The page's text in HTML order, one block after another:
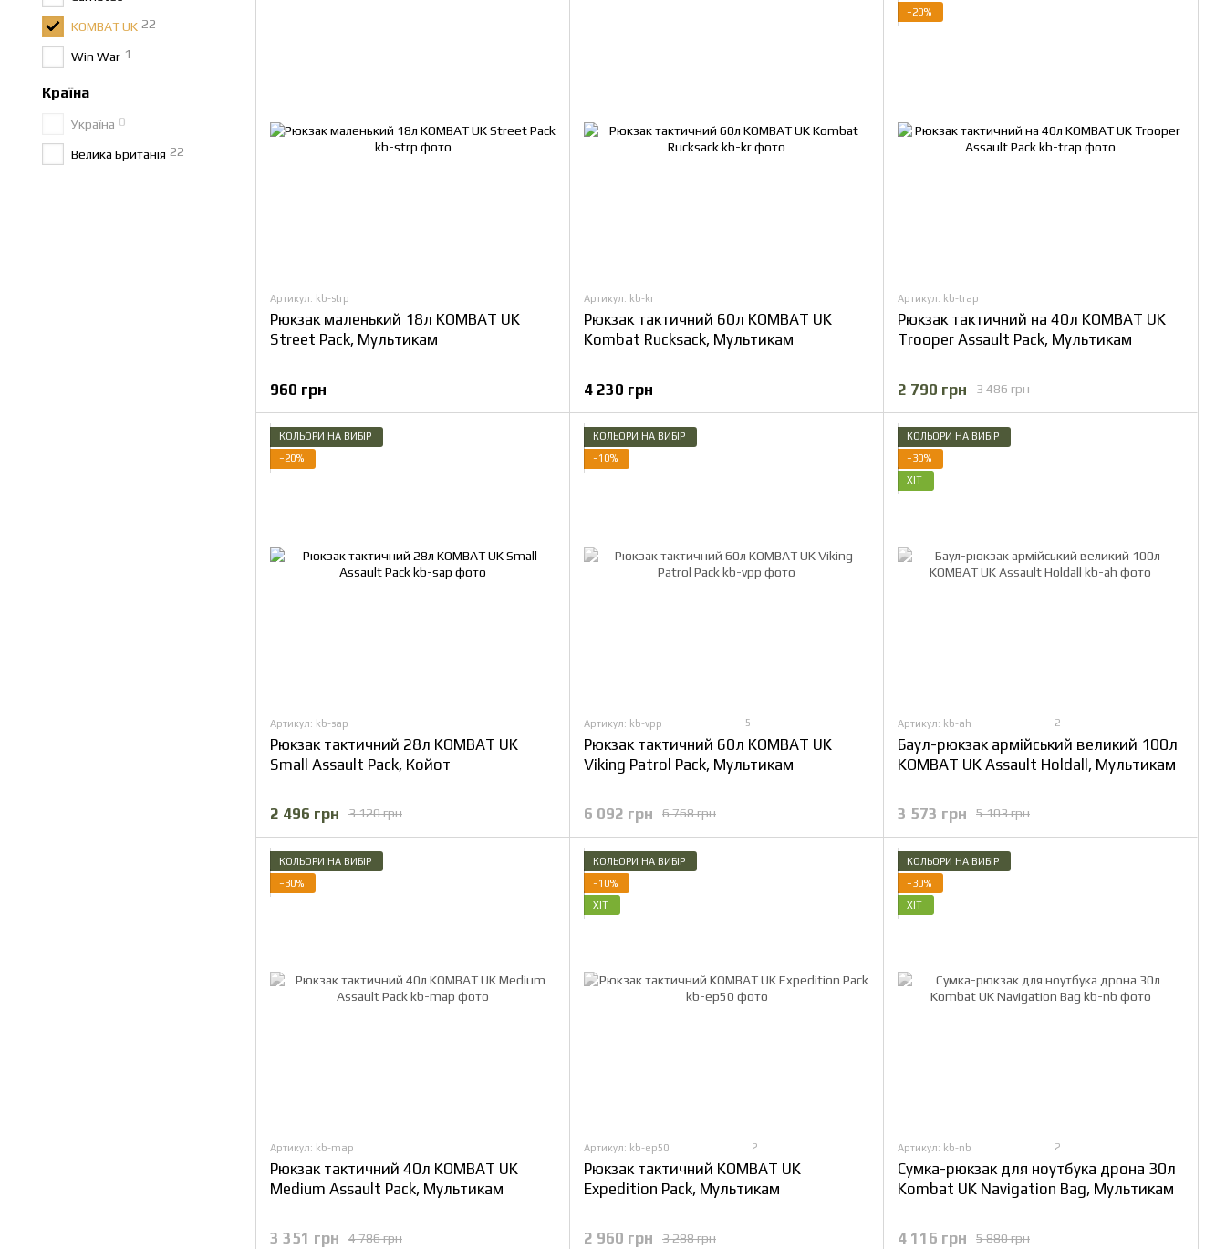
Артикул: kb-strp
Рюкзак маленький 18л KOMBAT UK
Street Pack, Мультикам
960 грн
Артикул: kb-kr
Рюкзак тактичний 60л KOMBAT UK
Kombat Rucksack, Мультикам
4 230 грн
−20%
Артикул: kb-trap
Рюкзак тактичний на 40л KOMBAT UK
Trooper Assault Pack, Мультикам
3 486 грн
2 790 грн
КОЛЬОРИ НА ВИБІР
−20%
Артикул: kb-sap
Рюкзак тактичний 28л KOMBAT UK
Small Assault Pack, Койот
3 120 грн
2 496 грн
КОЛЬОРИ НА ВИБІР
−10%
Артикул: kb-vpp 5
Рюкзак тактичний 60л KOMBAT UK
Viking Patrol Pack, Мультикам
6 768 грн
6 092 грн
КОЛЬОРИ НА ВИБІР
−30%
ХІТ
Артикул: kb-ah 2
Баул-рюкзак армійський великий 100л
KOMBAT UK Assault Holdall, Мультикам
5 103 грн
3 573 грн
КОЛЬОРИ НА ВИБІР
−30%
Артикул: kb-map
Рюкзак тактичний 40л KOMBAT UK
Medium Assault Pack, Мультикам
4 786 грн
3 351 грн
КОЛЬОРИ НА ВИБІР
−10%
ХІТ
Артикул: kb-ep50 2
Рюкзак тактичний KOMBAT UK
Expedition Pack, Мультикам
3 288 грн
2 960 грн
КОЛЬОРИ НА ВИБІР
−30%
ХІТ
Артикул: kb-nb 2
Сумка-рюкзак для ноутбука дрона 30л
Kombat UK Navigation Bag, Мультикам
5 880 грн
4 116 грн
KOMBAT UK 22
Win War 1
Країна
Україна 0
Велика Британія 22